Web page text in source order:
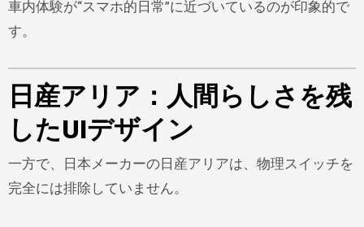
車内体験が“スマホ的日常”に近づいているのが印象的で
す。
日産アリア：人間らしさを残
したUIデザイン
一方で、日本メーカーの日産アリアは、物理スイッチを
完全には排除していません。